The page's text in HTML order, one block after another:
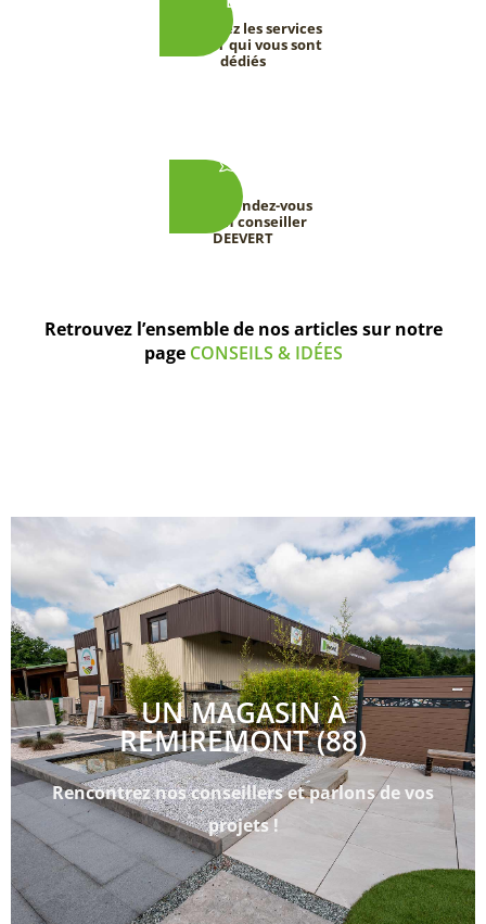
Découvrez les services
DEEVERT qui vous sont
dédiés
Prenez rendez-vous
avec un conseiller
DEEVERT
Retrouvez l’ensemble de nos articles sur notre
page CONSEILS & IDÉES
UN MAGASIN À
REMIREMONT (88)
Rencontrez nos conseillers et parlons de vos
projets !